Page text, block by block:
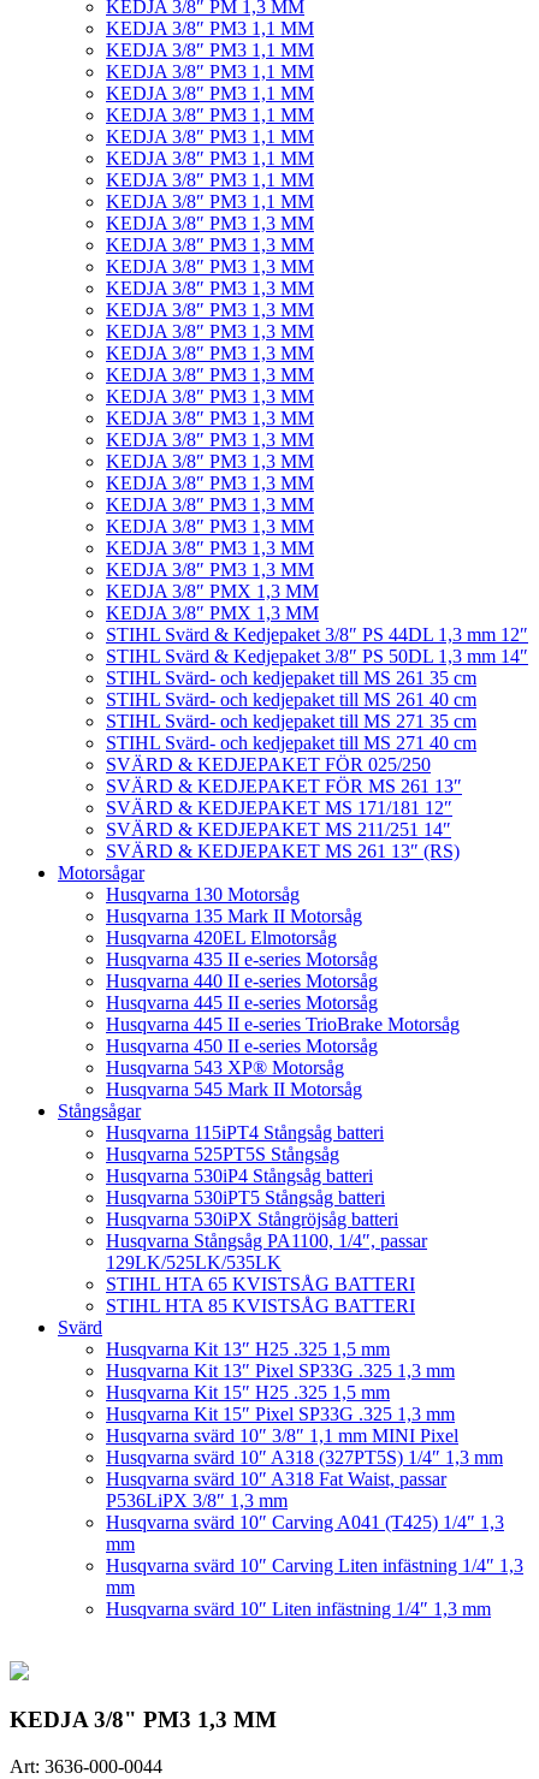
KEDJA 3/8″ PM 1,3 MM
KEDJA 3/8″ PM3 1,1 MM
KEDJA 3/8″ PM3 1,1 MM
KEDJA 3/8″ PM3 1,1 MM
KEDJA 3/8″ PM3 1,1 MM
KEDJA 3/8″ PM3 1,1 MM
KEDJA 3/8″ PM3 1,1 MM
KEDJA 3/8″ PM3 1,1 MM
KEDJA 3/8″ PM3 1,1 MM
KEDJA 3/8″ PM3 1,1 MM
KEDJA 3/8″ PM3 1,3 MM
KEDJA 3/8″ PM3 1,3 MM
KEDJA 3/8″ PM3 1,3 MM
KEDJA 3/8″ PM3 1,3 MM
KEDJA 3/8″ PM3 1,3 MM
KEDJA 3/8″ PM3 1,3 MM
KEDJA 3/8″ PM3 1,3 MM
KEDJA 3/8″ PM3 1,3 MM
KEDJA 3/8″ PM3 1,3 MM
KEDJA 3/8″ PM3 1,3 MM
KEDJA 3/8″ PM3 1,3 MM
KEDJA 3/8″ PM3 1,3 MM
KEDJA 3/8″ PM3 1,3 MM
KEDJA 3/8″ PM3 1,3 MM
KEDJA 3/8″ PM3 1,3 MM
KEDJA 3/8″ PM3 1,3 MM
KEDJA 3/8″ PM3 1,3 MM
KEDJA 3/8″ PMX 1,3 MM
KEDJA 3/8″ PMX 1,3 MM
STIHL Svärd & Kedjepaket 3/8″ PS 44DL 1,3 mm 12″
STIHL Svärd & Kedjepaket 3/8″ PS 50DL 1,3 mm 14″
STIHL Svärd- och kedjepaket till MS 261 35 cm
STIHL Svärd- och kedjepaket till MS 261 40 cm
STIHL Svärd- och kedjepaket till MS 271 35 cm
STIHL Svärd- och kedjepaket till MS 271 40 cm
SVÄRD & KEDJEPAKET FÖR 025/250
SVÄRD & KEDJEPAKET FÖR MS 261 13″
SVÄRD & KEDJEPAKET MS 171/181 12″
SVÄRD & KEDJEPAKET MS 211/251 14″
SVÄRD & KEDJEPAKET MS 261 13″ (RS)
Motorsågar
Husqvarna 130 Motorsåg
Husqvarna 135 Mark II Motorsåg
Husqvarna 420EL Elmotorsåg
Husqvarna 435 II e-series Motorsåg
Husqvarna 440 II e-series Motorsåg
Husqvarna 445 II e-series Motorsåg
Husqvarna 445 II e-series TrioBrake Motorsåg
Husqvarna 450 II e-series Motorsåg
Husqvarna 543 XP® Motorsåg
Husqvarna 545 Mark II Motorsåg
Stångsågar
Husqvarna 115iPT4 Stångsåg batteri
Husqvarna 525PT5S Stångsåg
Husqvarna 530iP4 Stångsåg batteri
Husqvarna 530iPT5 Stångsåg batteri
Husqvarna 530iPX Stångröjsåg batteri
Husqvarna Stångsåg PA1100, 1/4″, passar
129LK/525LK/535LK
STIHL HTA 65 KVISTSÅG BATTERI
STIHL HTA 85 KVISTSÅG BATTERI
Svärd
Husqvarna Kit 13″ H25 .325 1,5 mm
Husqvarna Kit 13″ Pixel SP33G .325 1,3 mm
Husqvarna Kit 15″ H25 .325 1,5 mm
Husqvarna Kit 15″ Pixel SP33G .325 1,3 mm
Husqvarna svärd 10″ 3/8″ 1,1 mm MINI Pixel
Husqvarna svärd 10″ A318 (327PT5S) 1/4″ 1,3 mm
Husqvarna svärd 10″ A318 Fat Waist, passar
P536LiPX 3/8″ 1,3 mm
Husqvarna svärd 10″ Carving A041 (T425) 1/4″ 1,3
mm
Husqvarna svärd 10″ Carving Liten infästning 1/4″ 1,3
mm
Husqvarna svärd 10″ Liten infästning 1/4″ 1,3 mm
KEDJA 3/8" PM3 1,3 MM
Art: 3636-000-0044